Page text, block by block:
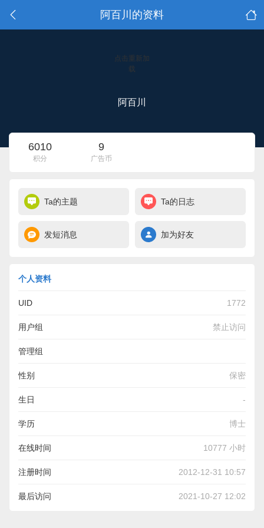
阿百川的资料
点击重新加
载
阿百川
6010
积分
9
广告币
Ta的主题 Ta的日志
发短消息 加为好友
个人资料
UID 1772
用户组 禁止访问
管理组
性别 保密
生日 -
学历 博士
在线时间 10777 小时
注册时间 2012-12-31 10:57
最后访问 2021-10-27 12:02